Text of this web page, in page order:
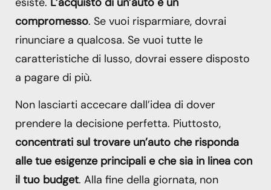
compromesso. Se vuoi risparmiare, dovrai
rinunciare a qualcosa. Se vuoi tutte le
caratteristiche di lusso, dovrai essere disposto
a pagare di più.
Non lasciarti accecare dall’idea di dover
prendere la decisione perfetta. Piuttosto,
concentrati sul trovare un’auto che risponda
alle tue esigenze principali e che sia in linea con
il tuo budget. Alla fine della giornata, non